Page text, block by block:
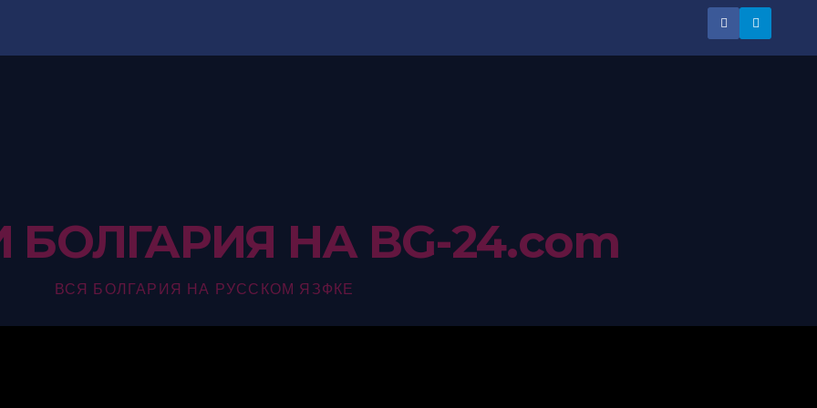
БОЛГАРИЯ НА BG-24.com
ВСЯ БОЛГАРИЯ НА РУССКОМ ЯЗФКЕ